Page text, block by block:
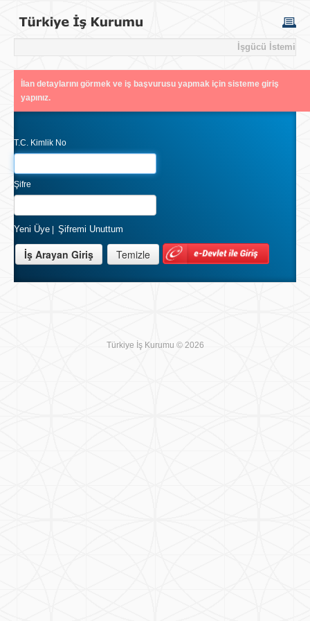
İşgücü İstemi
İlan detaylarını görmek ve iş başvurusu yapmak için sisteme giriş
yapınız.
T.C. Kimlik No
Şifre
Yeni Üye Şifremi Unuttum
Türkiye İş Kurumu © 2026